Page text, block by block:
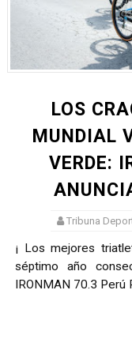
TODO O NADA: LA
André Martínez
CLASIFICACIÓN
HEILBRUNN,
LOS
MUNDIAL
VERDE:
Tribuna
¡ Los mejores
séptimo año
IRONMAN 70.3 Perú